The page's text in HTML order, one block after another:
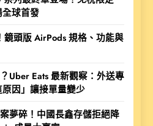
全球首發
鏡頭版 AirPods 規格、功能與
Uber Eats 最新觀察：外送專
因」讓接單量變少
夢碎！中國長鑫存儲拒絕降